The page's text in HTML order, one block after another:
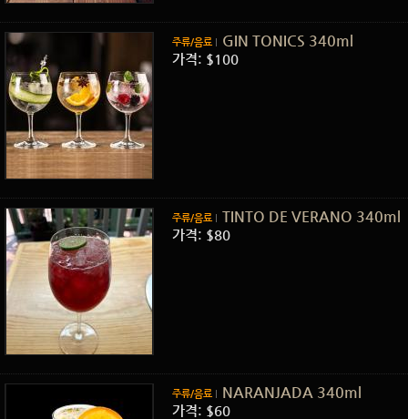
주류/음료 GIN TONICS 340ml
가격: $100
주류/음료 TINTO DE VERANO 340ml
가격: $80
주류/음료 NARANJADA 340ml
가격: $60